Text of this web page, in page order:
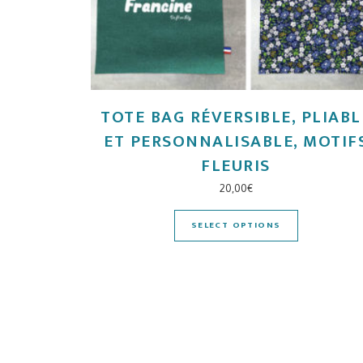
TOTE BAG RÉVERSIBLE,
ET PERSONNALISABLE,
FLEURIS
20,00€
SELECT OPTIONS